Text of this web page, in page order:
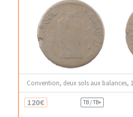
Convention, deux sols aux balances,
120€ TB / TB+